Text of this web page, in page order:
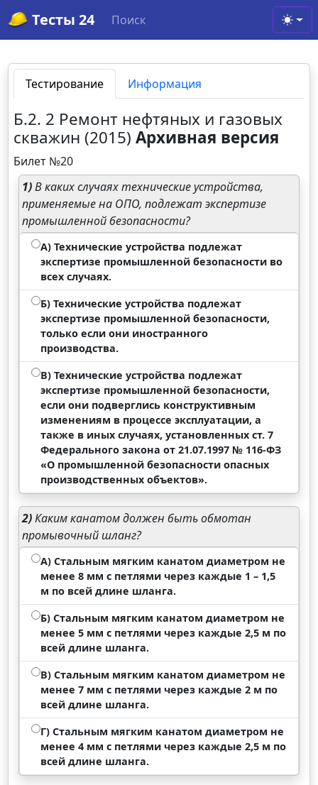
Тесты 24 Поиск
Тестирование Информация
Б.2. 2 Ремонт нефтяных и газовых
скважин (2015)Архивная версия
Билет №20
1)В каких случаях технические устройства,
применяемые на ОПО, подлежат экспертизе
промышленной безопасности?
А) Технические устройства подлежат
экспертизе промышленной безопасности во
всех случаях.
Б) Технические устройства подлежат
экспертизе промышленной безопасности,
только если они иностранного
производства.
В) Технические устройства подлежат
экспертизе промышленной безопасности,
если они подверглись конструктивным
изменениям в процессе эксплуатации, а
также в иных случаях, установленных ст. 7
Федерального закона от 21.07.1997 № 116-ФЗ
«О промышленной безопасности опасных
производственных объектов».
2)Каким канатом должен быть обмотан
промывочный шланг?
А) Стальным мягким канатом диаметром не
менее 8 мм с петлями через каждые 1 – 1,5
м по всей длине шланга.
Б) Стальным мягким канатом диаметром не
менее 5 мм с петлями через каждые 2,5 м по
всей длине шланга.
В) Стальным мягким канатом диаметром не
менее 7 мм с петлями через каждые 2 м по
всей длине шланга.
Г) Стальным мягким канатом диаметром не
менее 4 мм с петлями через каждые 2,5 м по
всей длине шланга.